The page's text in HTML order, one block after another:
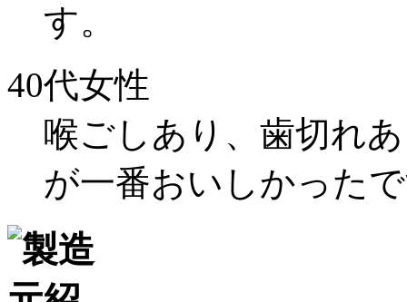
す。
40代女性
喉ごしあり、歯切れ
が一番おいしかった